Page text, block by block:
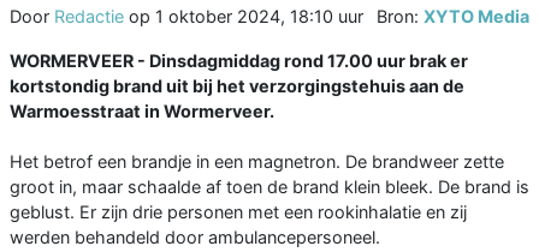
Door Redactie op 1 oktober 2024, 18:10 uur Bron: XYTO Media
WORMERVEER - Dinsdagmiddag rond 17.00 uur brak er
kortstondig brand uit bij het verzorgingstehuis aan de
Warmoesstraat in Wormerveer.
Het betrof een brandje in een magnetron. De brandweer zette
groot in, maar schaalde af toen de brand klein bleek. De brand is
geblust. Er zijn drie personen met een rookinhalatie en zij
werden behandeld door ambulancepersoneel.